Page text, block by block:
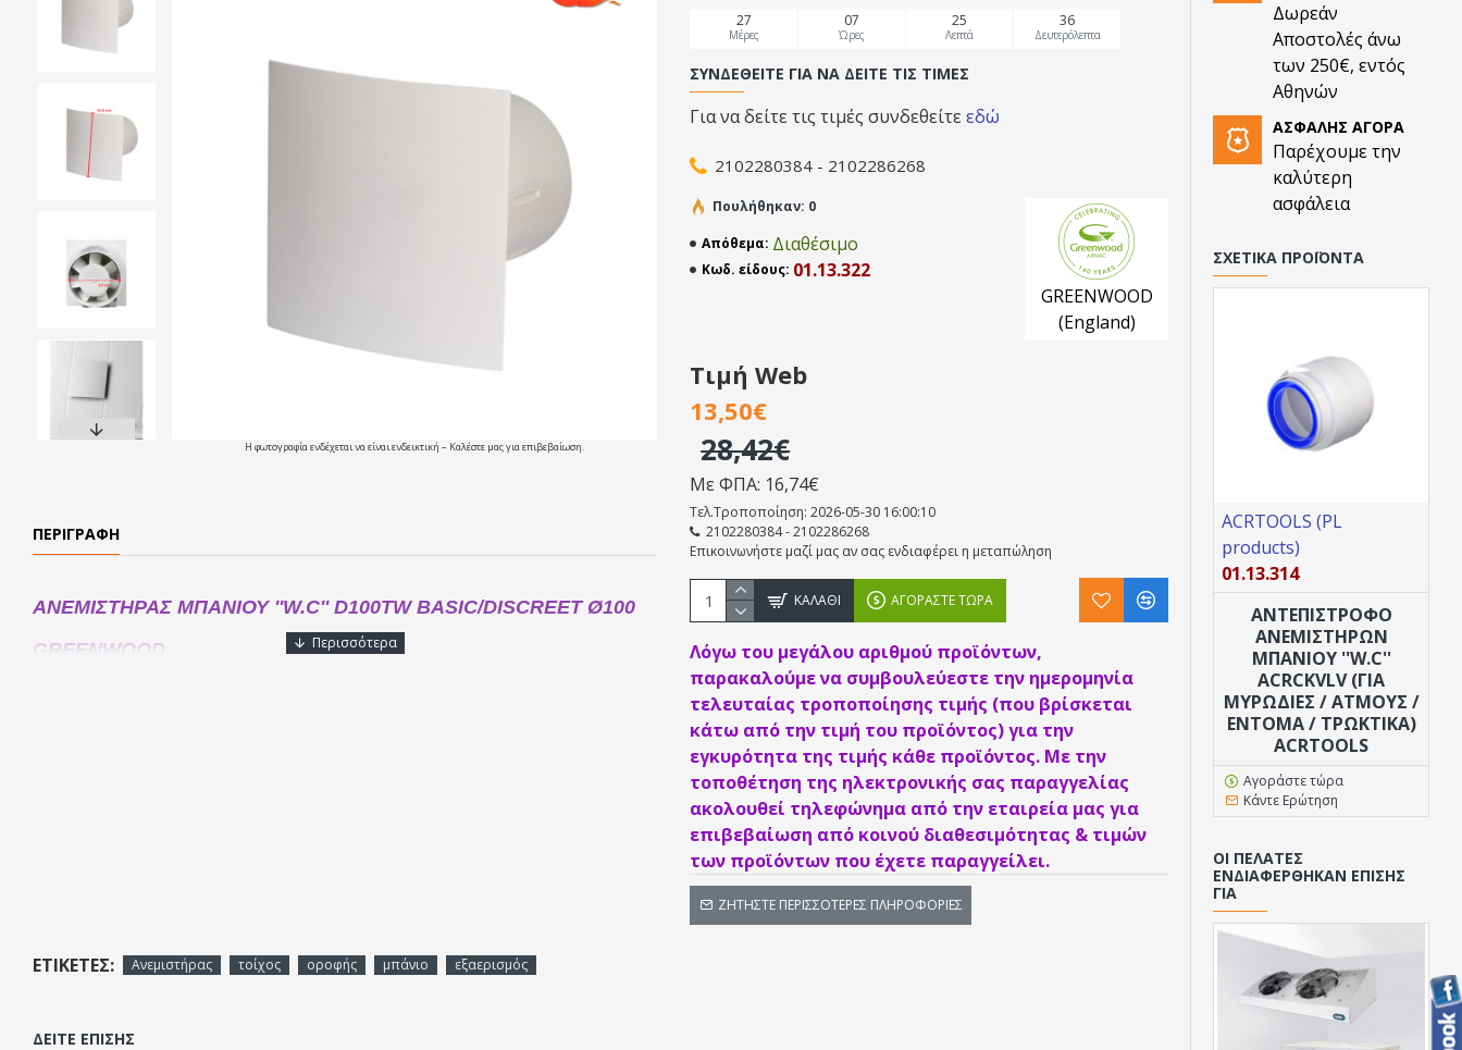
Η φωτογραφία ενδέχεται να είναι ενδεικτική – Καλέστε μας για επιβεβαίωση.
ΠΕΡΙΓΡΑΦΉ
ANEMΙΣΤΗΡΑΣ ΜΠΑΝΙΟΥ ''W.C'' D100TW BASIC/DISCREET Ø100
GREENWOOD
ΣΥΝΔΕΘΕΊΤΕ ΓΙΑ ΝΑ ΔΕΊΤΕ ΤΙΣ ΤΙΜΈΣ
Για να δείτε τις τιμές συνδεθείτεεδώ
2102280384 - 2102286268
Απόθεμα: Διαθέσιμο
Κωδ. είδους: 01.13.322
GREENWOOD
(England)
Πουλήθηκαν: 0
27
Μέρες
07
Ώρες
25
Λεπτά
35
Δευτερόλεπτα
Τιμή Web
13,50€
28,42€
Με ΦΠΑ: 16,74€
Τελ.Τροποποίηση: 2026-05-30 16:00:10
2102280384 - 2102286268
Επικοινωνήστε μαζί μας αν σας ενδιαφέρει η μεταπώληση
ΚΑΛΆΘΙ ΑΓΟΡΆΣΤΕ ΤΏΡΑ
ΖΗΤΉΣΤΕ ΠΕΡΙΣΣΌΤΕΡΕΣ ΠΛΗΡΟΦΟΡΊΕΣ
Λόγω του μεγάλου αριθμού προϊόντων,
παρακαλούμε να συμβουλεύεστε την ημερομηνία
τελευταίας τροποποίησης τιμής (που βρίσκεται
κάτω από την τιμή του προϊόντος) για την
εγκυρότητα της τιμής κάθε προϊόντος. Με την
τοποθέτηση της ηλεκτρονικής σας παραγγελίας
ακολουθεί τηλεφώνημα από την εταιρεία μας για
επιβεβαίωση από κοινού διαθεσιμότητας & τιμών
των προϊόντων που έχετε παραγγείλει.
ΕΤΙΚΈΤΕΣ: Ανεμιστήρας τοίχος οροφής μπάνιο εξαερισμός
ΔΕΊΤΕ ΕΠΊΣΗΣ
Δωρεάν
Αποστολές άνω
των 250€, εντός
Αθηνών
ΑΣΦΑΛΉΣ ΑΓΟΡΆ
Παρέχουμε την
καλύτερη
ασφάλεια
ΣΧΕΤΙΚΆ ΠΡΟΪΌΝΤΑ
ACRTOOLS (PL
products)
01.13.314
ΑΝΤΕΠΙΣΤΡΟΦΟ
ANEMΙΣΤΗΡΩΝ
ΜΠΑΝΙΟΥ ''W.C''
ACRCKVLV (ΓΙΑ
ΜΥΡΩΔΙΈΣ / ΑΤΜΟΎΣ /
ΈΝΤΟΜΑ / ΤΡΩΚΤΙΚΆ)
ACRTOOLS
Αγοράστε τώρα
Κάντε Ερώτηση
ΟΙ ΠΕΛΆΤΕΣ
ΕΝΔΙΑΦΈΡΘΗΚΑΝ ΕΠΊΣΗΣ
ΓΙΑ